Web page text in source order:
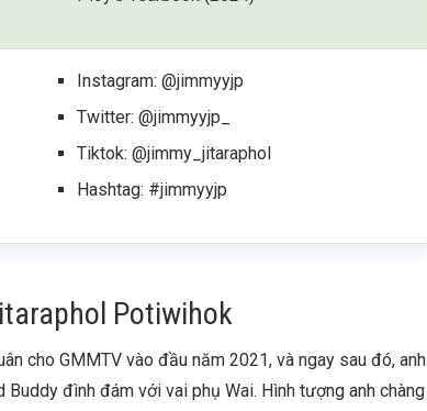
Instagram:@jimmyyjp
Twitter:@jimmyyjp_
Tiktok:@jimmy_jitaraphol
Hashtag: #jimmyyjp
Potiwihok
cho GMMTV vào đầu năm 2021, và ngay sau đó, anh
đình đám với vai phụ Wai. Hình tượng anh chàng